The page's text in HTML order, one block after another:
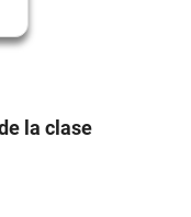
la clase